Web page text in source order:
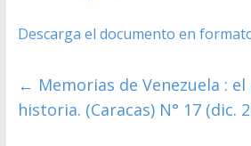
Descarga el documento en
← Memorias de Venezuela :
historia. (Caracas) N° 17 (dic.